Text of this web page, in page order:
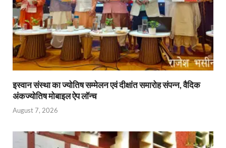
इस्वान संस्था का ज्योतिष सम्मेलन एवं दीक्षांत समारोह संपन्न, वैदिक
अंकज्योतिष मोबाइल ऐप लॉन्च
August 7, 2026